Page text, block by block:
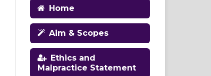
Home
Aim & Scopes
Ethics and
Malpractice Statement